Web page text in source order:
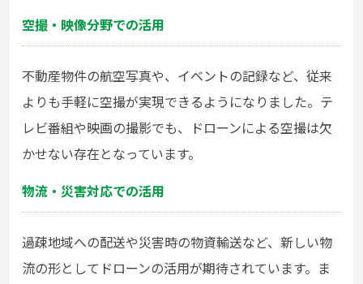
空撮・映像分野での活用
不動産物件の航空写真や、イベントの記録など、従来
よりも手軽に空撮が実現できるようになりました。テ
レビ番組や映画の撮影でも、ドローンによる空撮は欠
かせない存在となっています。
物流・災害対応での活用
過疎地域への配送や災害時の物資輸送など、新しい物
流の形としてドローンの活用が期待されています。ま